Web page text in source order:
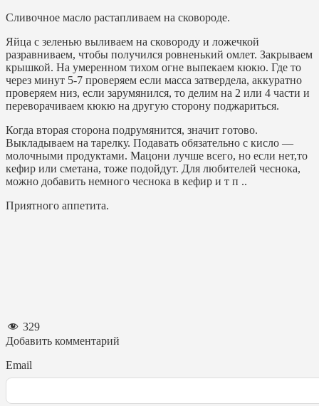
Сливочное масло растапливаем на сковороде.
Яйца с зеленью выливаем на сковороду и ложечкой
разравниваем, чтобы получился ровненький омлет. Закрываем
крышкой. На умеренном тихом огне выпекаем кюкю. Где то
через минут 5-7 проверяем если масса затвердела, аккуратно
проверяем низ, если зарумянился, то делим на 2 или 4 части и
переворачиваем кюкю на другую сторону поджариться.
Когда вторая сторона подрумянится, значит готово.
Выкладываем на тарелку. Подавать обязательно с кисло —
молочными продуктами. Мацони лучше всего, но если нет,то
кефир или сметана, тоже подойдут. Для любителей чеснока,
можно добавить немного чеснока в кефир и т п ..
Приятного аппетита.
329
Добавить комментарий
Email